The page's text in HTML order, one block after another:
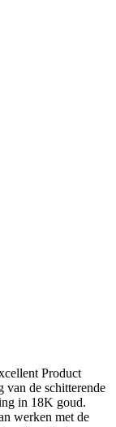
Product
van de schitterende
in 18K goud.
werken met de